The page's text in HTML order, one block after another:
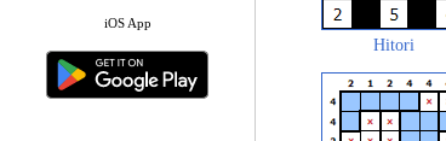
iOS App
Hitori